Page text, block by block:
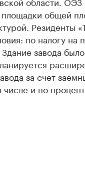
площадки общей
Резиденты
по налогу на
завода
за счет
и по